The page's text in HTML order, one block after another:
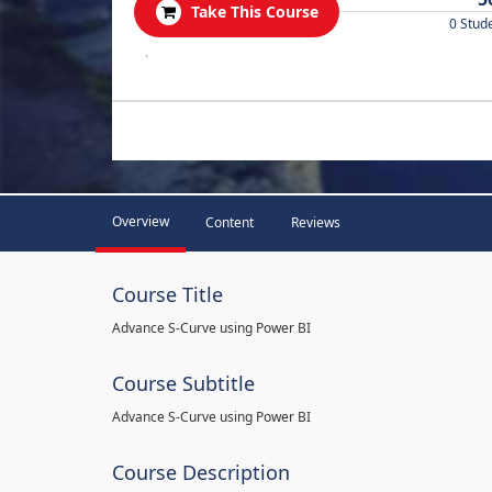
Take This Course
0
.
Overview Content Reviews
Course Title
Advance S-Curve using Power BI
Course Subtitle
Advance S-Curve using Power BI
Course Description